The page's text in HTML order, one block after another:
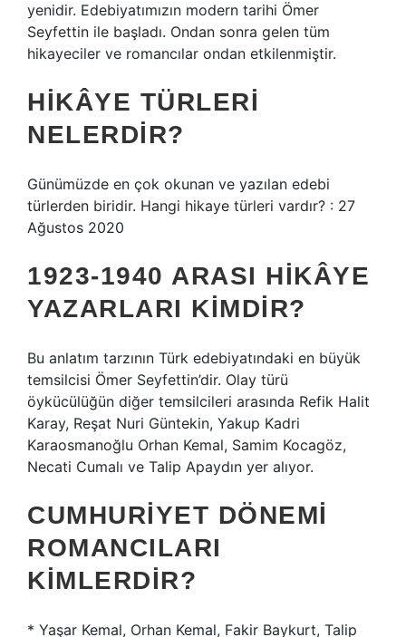
yenidir. Edebiyatımızın modern tarihi Ömer
Seyfettin ile başladı. Ondan sonra gelen tüm
hikayeciler ve romancılar ondan etkilenmiştir.
HIKÂYE TÜRLERI
NELERDIR?
Günümüzde en çok okunan ve yazılan edebi
türlerden biridir. Hangi hikaye türleri vardır? : 27
Ağustos 2020
1923-1940 ARASI HIKÂYE
YAZARLARI KIMDIR?
Bu anlatım tarzının Türk edebiyatındaki en büyük
temsilcisi Ömer Seyfettin’dir. Olay türü
öykücülüğün diğer temsilcileri arasında Refik Halit
Karay, Reşat Nuri Güntekin, Yakup Kadri
Karaosmanoğlu Orhan Kemal, Samim Kocagöz,
Necati Cumalı ve Talip Apaydın yer alıyor.
CUMHURIYET DÖNEMI
ROMANCILARI
KIMLERDIR?
* Yaşar Kemal, Orhan Kemal, Fakir Baykurt, Talip